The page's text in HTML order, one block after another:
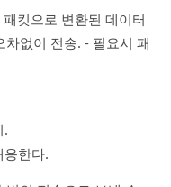
킷으로 변환된 데이터
없이 전송. - 필요시 패
.
한다.